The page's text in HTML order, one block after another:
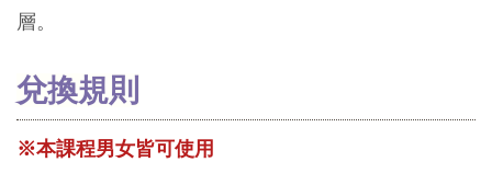
層。
兌換規則
※本課程男女皆可使用